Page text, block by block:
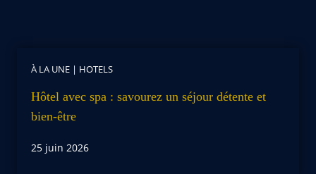
À LA UNE | HOTELS
Hôtel avec spa : savourez un séjour détente et
bien-être
25 juin 2026